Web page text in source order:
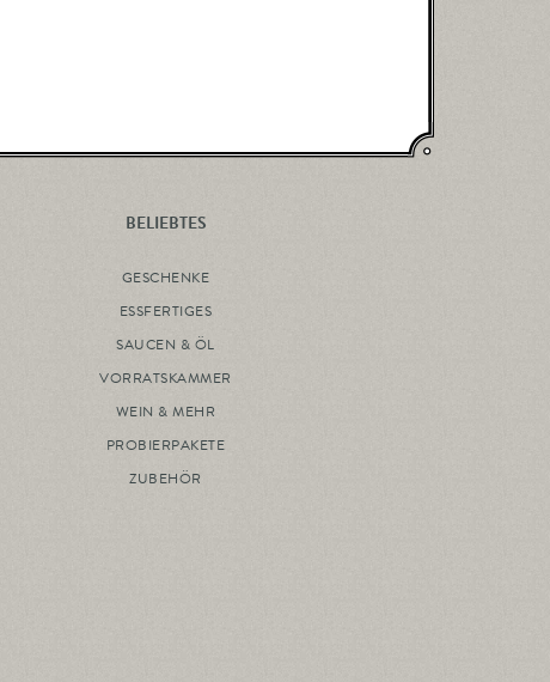
BELIEBTES
GESCHENKE
ESSFERTIGES
SAUCEN & ÖL
VORRATSKAMMER
WEIN & MEHR
PROBIERPAKETE
ZUBEHÖR